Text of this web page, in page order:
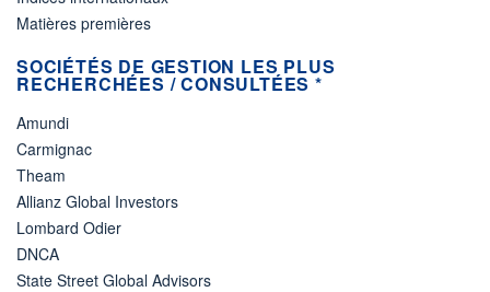
Matières premières
SOCIÉTÉS DE GESTION LES PLUS
RECHERCHÉES / CONSULTÉES *
Amundi
Carmignac
Theam
Allianz Global Investors
Lombard Odier
DNCA
State Street Global Advisors